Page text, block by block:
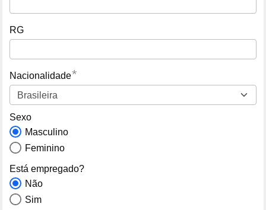
RG
Nacionalidade*
Sexo
Masculino
Feminino
Está empregado?
Não
Sim